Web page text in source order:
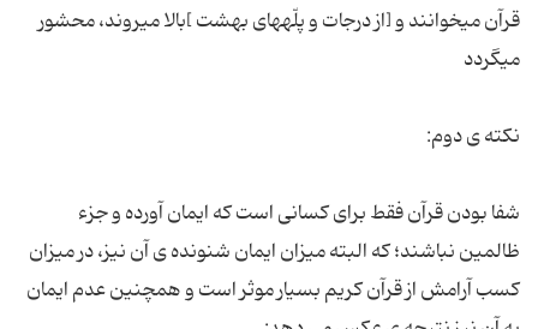
قرآن مى‏خوانند و [از درجات و پلّه‏هاى بهشت ]بالا مى‏روند، محشور
شفا بودن قرآن فقط برای کسانی است که ایمان آورده و جزء
ظالمین نباشند؛ که البته میزان ایمان شنونده ی آن نیز، در میزان
کسب آرامش از قرآن کریم بسیار موثر است و همچنین عدم ایمان